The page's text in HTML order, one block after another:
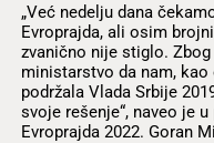
„Već nedelju dana
Evroprajda, ali osim
zvanično nije stiglo.
ministarstvo da nam,
podržala Vlada Srbije
svoje rešenje“, naveo je
Evroprajda 2022. Goran